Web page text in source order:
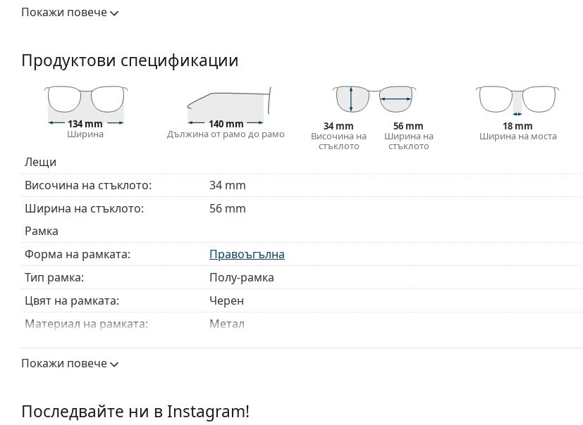
направени от Trivex.
прилягане на очилата. Подложките за нос ще се адаптират към формата на носа и по този начин
ще осигурят по-голям комфорт при носене. Регулирането на подложките за нос винаги трябва да
се извършва от опитен оптик, за да се предотврати повреда или счупване, причинени от
непрофесионално боравене.
Аксесоари
Доставяме диоптричните очила в оригиналния им калъф/текстилна торбичка. Цветът на калъфа
или торбичката и дизайнът могат да варират.
Кърпичката за почистване, доставяна с очилата, е идеална за почистване и грижа за тях. Някои
модели могат да бъдат доставяни с торбичка от плат вместо с кърпа.
Разгледайте пълната ни гама
очила, за да намерите повече модели или разгледайте нашето
ръководство за очила
Това е медицинско устройство. Прочетете инструкциите преди употреба.
Покажи повече
Продуктови спецификации
134 mm
Ширина
140 mm
Дължина от рамо до рамо
34 mm
Височина на
стъклото
56 mm
Ширина на
стъклото
18 mm
Ширина на моста
Лещи
Височина на стъклото:
34 mm
Ширина на стъклото:
56 mm
Рамка
Форма на рамката:
Правоъгълна
Тип рамка:
Полу-рамка
Цвят на рамката:
Черен
Материал на рамката:
Метал
Размер:
M
Ширина:
Ширина на моста:
18 mm
Покажи повече
Последвайте ни в Instagram!